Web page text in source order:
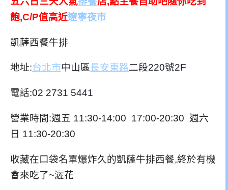
飽,C/P值高近遼寧夜市
凱薩西餐牛排
地址:台北市中山區長安東路二段220號2F
電話:02 2731 5441
營業時間:週五 11:30-14:00 17:00-20:30 週六
日 11:30-20:30
收藏在口袋名單爆炸久的凱薩牛排西餐,終於有機
會來吃了~灑花